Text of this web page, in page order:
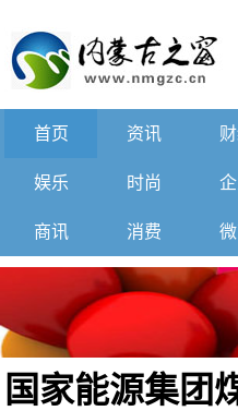
首页 资讯
娱乐 时尚
商讯 消费
国家能源集团